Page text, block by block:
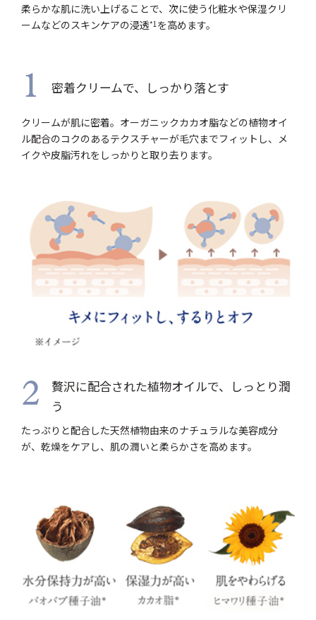
柔らかな肌に洗い上げることで、次に使う化粧水や保湿クリ
ームなどのスキンケアの浸透*1 を高めます。
1 密着クリームで、しっかり落とす
クリームが肌に密着。オーガニックカカオ脂などの植物オイ
ル配合のコクのあるテクスチャーが毛穴までフィットし、メ
イクや皮脂汚れをしっかりと取り去ります。
2
贅沢に配合された植物オイルで、しっとり潤
う
たっぷりと配合した天然植物由来のナチュラルな美容成分
が、乾燥をケアし、肌の潤いと柔らかさを高めます。